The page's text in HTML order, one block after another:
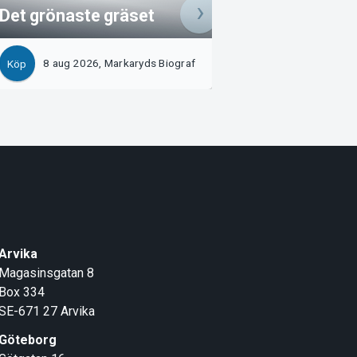
grönaste gräset
Köp 8 aug 2026, Markaryds Biograf
Magasinsgatan 8
Box 334
671 27 Arvika
Göteborg